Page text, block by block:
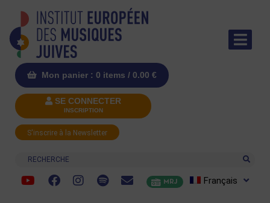
Mon panier : 0 items / 0.00 €
SE CONNECTER
INSCRIPTION
S'inscrire à la Newsletter
Recherche
MRJ Français